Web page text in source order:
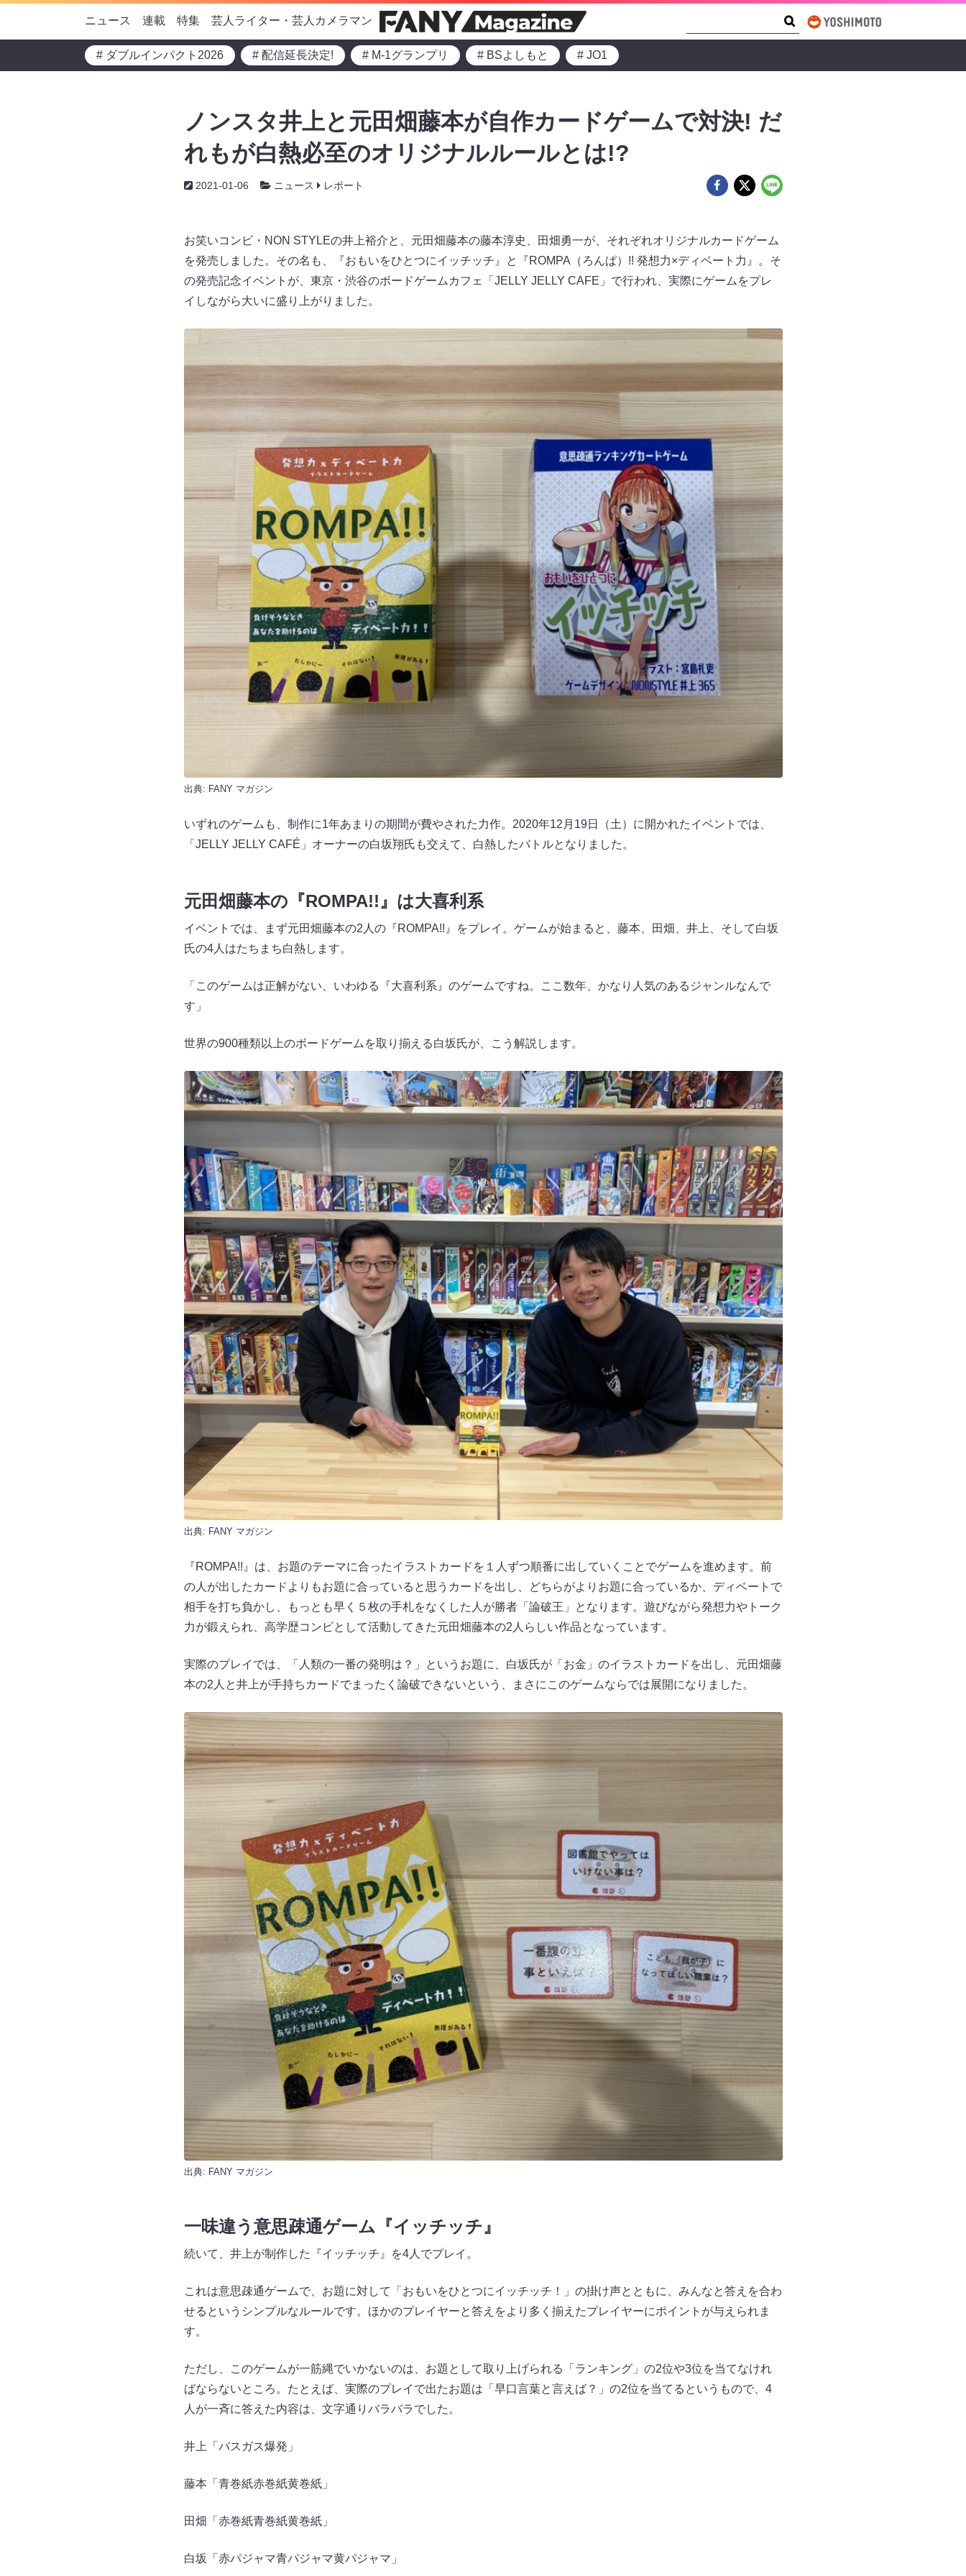
ニュース 連載 特集 芸人ライター・芸人カメラマン
# ダブルインパクト2026 # 配信延長決定! # M-1グランプリ # BSよしもと # JO1
ノンスタ井上と元田畑藤本が自作カードゲームで対決! だ
れもが白熱必至のオリジナルルールとは!?
2021-01-06 ニュース レポート
お笑いコンビ・NON STYLEの井上裕介と、元田畑藤本の藤本淳史、田畑勇一が、それぞれオリジナルカードゲーム
を発売しました。その名も、『おもいをひとつにイッチッチ』と『ROMPA（ろんぱ）!! 発想力×ディベート力』。そ
の発売記念イベントが、東京・渋谷のボードゲームカフェ「JELLY JELLY CAFE」で行われ、実際にゲームをプレ
イしながら大いに盛り上がりました。
出典: FANY マガジン
いずれのゲームも、制作に1年あまりの期間が費やされた力作。2020年12月19日（土）に開かれたイベントでは、
「JELLY JELLY CAFÉ」オーナーの白坂翔氏も交えて、白熱したバトルとなりました。
元田畑藤本の『ROMPA!!』は大喜利系
イベントでは、まず元田畑藤本の2人の『ROMPA!!』をプレイ。ゲームが始まると、藤本、田畑、井上、そして白坂
氏の4人はたちまち白熱します。
「このゲームは正解がない、いわゆる『大喜利系』のゲームですね。ここ数年、かなり人気のあるジャンルなんで
す」
世界の900種類以上のボードゲームを取り揃える白坂氏が、こう解説します。
出典: FANY マガジン
『ROMPA!!』は、お題のテーマに合ったイラストカードを１人ずつ順番に出していくことでゲームを進めます。前
の人が出したカードよりもお題に合っていると思うカードを出し、どちらがよりお題に合っているか、ディベートで
相手を打ち負かし、もっとも早く５枚の手札をなくした人が勝者「論破王」となります。遊びながら発想力やトーク
力が鍛えられ、高学歴コンビとして活動してきた元田畑藤本の2人らしい作品となっています。
実際のプレイでは、「人類の一番の発明は？」というお題に、白坂氏が「お金」のイラストカードを出し、元田畑藤
本の2人と井上が手持ちカードでまったく論破できないという、まさにこのゲームならでは展開になりました。
出典: FANY マガジン
一味違う意思疎通ゲーム『イッチッチ』
続いて、井上が制作した『イッチッチ』を4人でプレイ。
これは意思疎通ゲームで、お題に対して「おもいをひとつにイッチッチ！」の掛け声とともに、みんなと答えを合わ
せるというシンプルなルールです。ほかのプレイヤーと答えをより多く揃えたプレイヤーにポイントが与えられま
す。
ただし、このゲームが一筋縄でいかないのは、お題として取り上げられる「ランキング」の2位や3位を当てなけれ
ばならないところ。たとえば、実際のプレイで出たお題は「早口言葉と言えば？」の2位を当てるというもので、4
人が一斉に答えた内容は、文字通りバラバラでした。
井上「バスガス爆発」
藤本「青巻紙赤巻紙黄巻紙」
田畑「赤巻紙青巻紙黄巻紙」
白坂「赤パジャマ青パジャマ黄パジャマ」